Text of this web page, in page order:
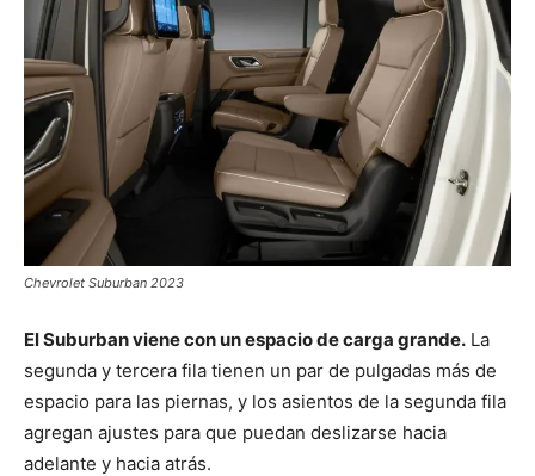
Chevrolet Suburban 2023
El Suburban viene con un espacio de carga grande. La
segunda y tercera fila tienen un par de pulgadas más de
espacio para las piernas, y los asientos de la segunda fila
agregan ajustes para que puedan deslizarse hacia
adelante y hacia atrás.